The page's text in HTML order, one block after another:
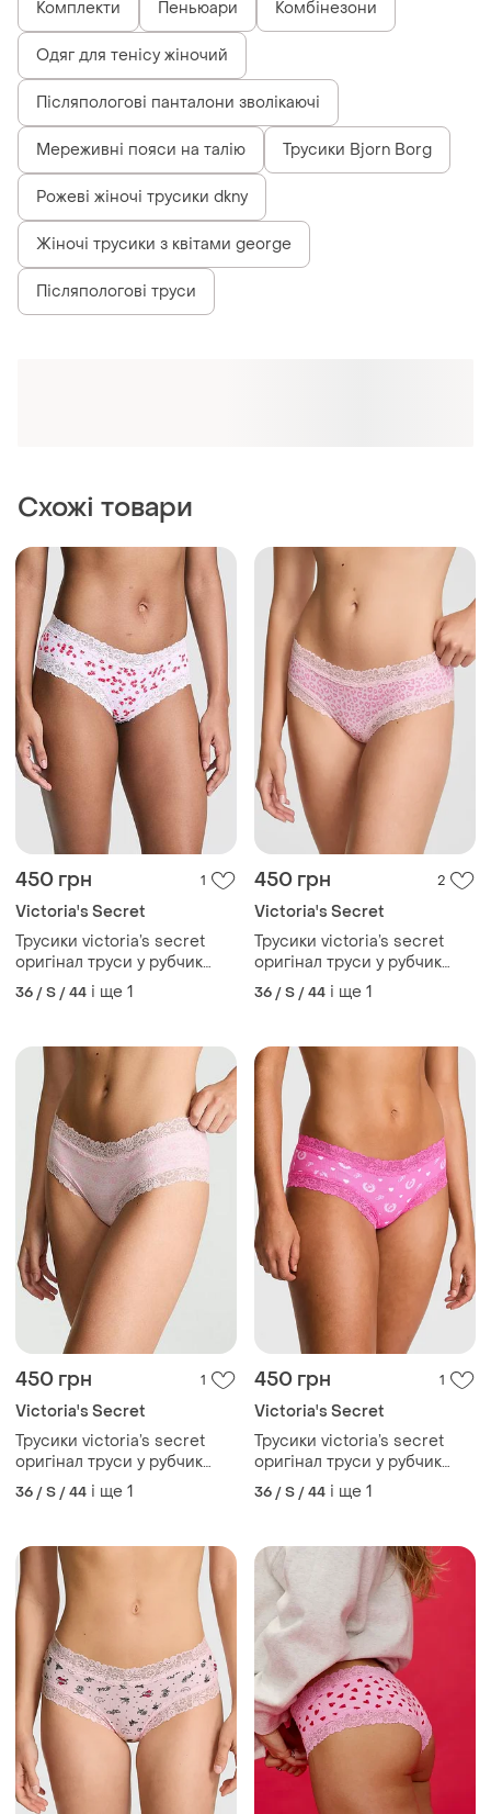
Комплекти Пеньюари Комбінезони
Одяг для тенісу жіночий
Післяпологові панталони зволікаючі
Мереживні пояси на талію Трусики Bjorn Borg
Рожеві жіночі трусики dkny
Жіночі трусики з квітами george
Післяпологові труси
Схожі товари
450 грн 1
Victoria's Secret
Трусики victoria’s secret
оригінал труси у рубчик
вікторія сікрет оригінал
36 / S / 44 і ще 1
450 грн 2
Victoria's Secret
Трусики victoria’s secret
оригінал труси у рубчик
вікторія сікрет оригінал
36 / S / 44 і ще 1
450 грн 1
Victoria's Secret
Трусики victoria’s secret
оригінал труси у рубчик
вікторія сікрет оригінал
36 / S / 44 і ще 1
450 грн 1
Victoria's Secret
Трусики victoria’s secret
оригінал труси у рубчик
вікторія сікрет оригінал
36 / S / 44 і ще 1